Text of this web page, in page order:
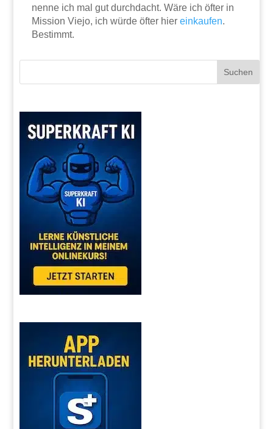
nenne ich mal gut durchdacht. Wäre ich öfter in
Mission Viejo, ich würde öfter hiereinkaufen.
Bestimmt.